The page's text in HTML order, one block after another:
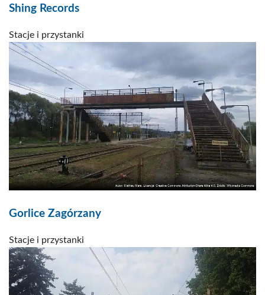
Shing Records
Stacje i przystanki
Gorlice Zagórzany
Stacje i przystanki